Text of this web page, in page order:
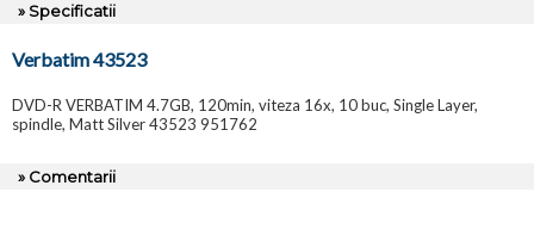
» Specificatii
Verbatim 43523
DVD-R VERBATIM 4.7GB, 120min, viteza 16x, 10 buc, Single Layer,
spindle, Matt Silver 43523 951762
» Comentarii